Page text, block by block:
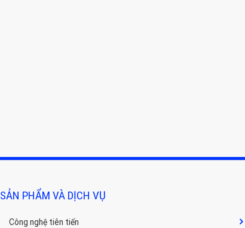
SẢN PHẨM VÀ DỊCH VỤ
Công nghệ tiên tiến